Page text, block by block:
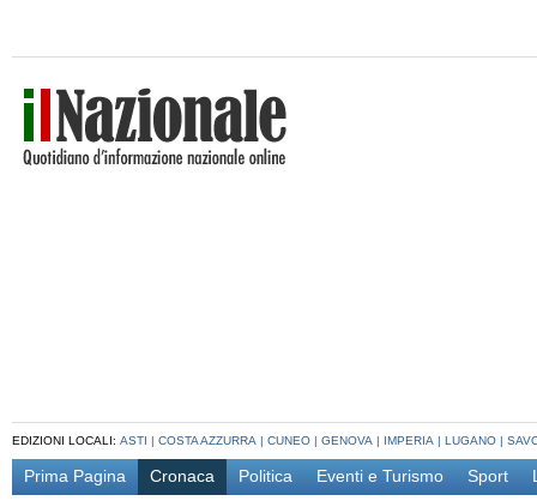
EDIZIONI LOCALI: ASTI | COSTA AZZURRA | CUNEO | GENOVA | IMPERIA | LUGANO |
Prima Pagina Cronaca Politica Eventi e Turismo Sport